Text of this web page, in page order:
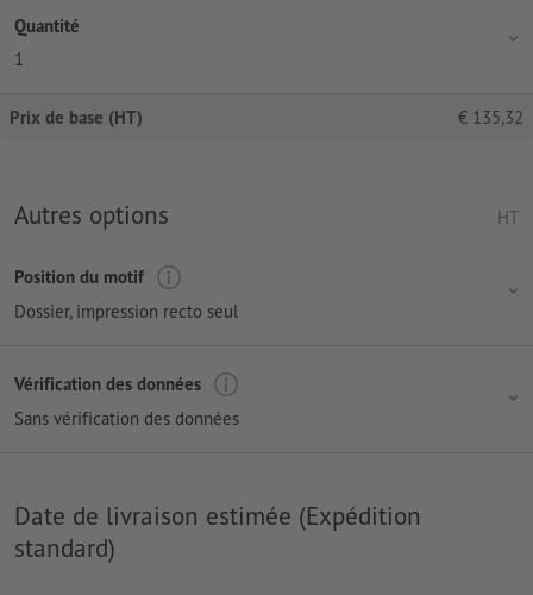
Quantité
1
Prix de base (HT) € 135,32
Autres options HT
Position du motif
Dossier, impression recto seul
Vérification des données
Sans vérification des données
Date de livraison estimée (Expédition
standard)